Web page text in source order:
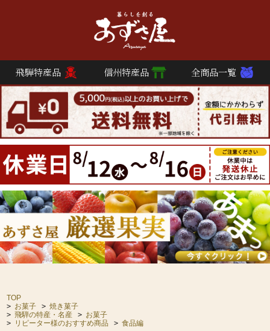
飛騨特産品 信州特産品 全商品一覧
TOP
> お菓子 > 焼き菓子
> 飛騨の特産・名産 > お菓子
> リピーター様のおすすめ商品 > 食品編